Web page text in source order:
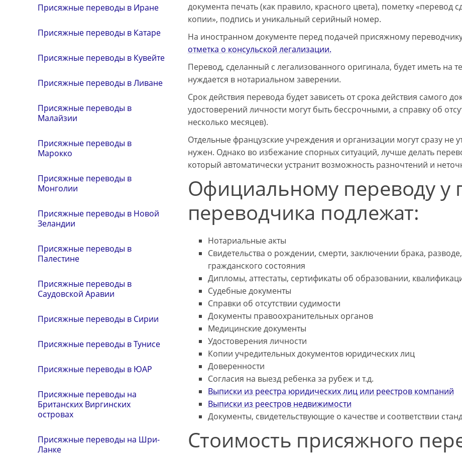
Присяжные переводы в Иране
Присяжные переводы в Катаре
Присяжные переводы в Кувейте
Присяжные переводы в Ливане
Присяжные переводы в
Малайзии
Присяжные переводы в
Марокко
Присяжные переводы в
Монголии
Присяжные переводы в Новой
Зеландии
Присяжные переводы в
Палестине
Присяжные переводы в
Саудовской Аравии
Присяжные переводы в Сирии
Присяжные переводы в Тунисе
Присяжные переводы в ЮАР
Присяжные переводы на
Британских Виргинских
островах
Присяжные переводы на Шри-
Ланке
документа печать (как правило, красного цвета), пометку «перевод
копии», подпись и уникальный серийный номер.
На иностранном документе перед подачей присяжному
отметка о консульской легализации.
Перевод, сделанный с легализованного оригинала, будет иметь
нуждается в нотариальном заверении.
Срок действия перевода будет зависеть от срока действия самого
удостоверений личности могут быть бессрочными, а справку об
несколько месяцев).
Отдельные французские учреждения и организации могут сразу не
нужен. Однако во избежание спорных ситуаций, лучше делать
который автоматически устранит возможность разночтений и
Официальному переводу у
переводчика подлежат:
Нотариальные акты
Свидетельства о рождении, смерти, заключении брака,
гражданского состояния
Дипломы, аттестаты, сертификаты об образовании,
Судебные документы
Справки об отсутствии судимости
Документы правоохранительных органов
Медицинские документы
Удостоверения личности
Копии учредительных документов юридических лиц
Доверенности
Согласия на выезд ребенка за рубеж и т.д.
Выписки из реестра юридических лиц или реестров компаний
Выписки из реестров недвижимости
Документы, свидетельствующие о качестве и соответствии
Стоимость присяжного